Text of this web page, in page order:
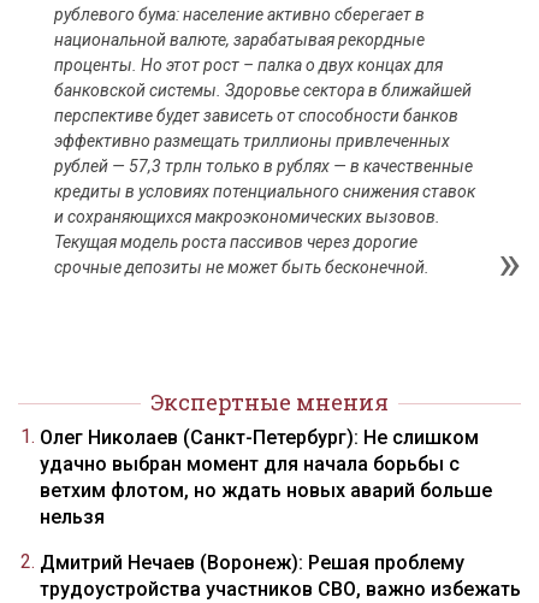
рублевого бума: население активно сберегает в
национальной валюте, зарабатывая рекордные
проценты. Но этот рост – палка о двух концах для
банковской системы. Здоровье сектора в ближайшей
перспективе будет зависеть от способности банков
эффективно размещать триллионы привлеченных
рублей — 57,3 трлн только в рублях — в качественные
кредиты в условиях потенциального снижения ставок
и сохраняющихся макроэкономических вызовов.
Текущая модель роста пассивов через дорогие
срочные депозиты не может быть бесконечной.
Экспертные мнения
Олег Николаев (Санкт-Петербург): Не слишком
удачно выбран момент для начала борьбы с
ветхим флотом, но ждать новых аварий больше
нельзя
Дмитрий Нечаев (Воронеж): Решая проблему
трудоустройства участников СВО, важно избежать